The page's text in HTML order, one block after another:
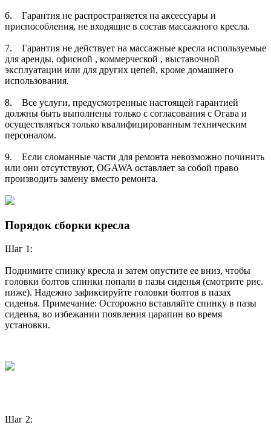
6. Гарантия не распространяется на аксессуары и
приспособления, не входящие в состав массажного кресла.
7. Гарантия не действует на массажные кресла используемые
для аренды, офисной , коммерческой , выставочной
эксплуатации или для других цепей, кроме домашнего
использования.
8. Все услуги, предусмотренные настоящей гарантией
должны быть выполнены только с согласования с Огава и
осуществляться только квалифицированным техническим
персоналом.
9. Если сломанные части для ремонта невозможно починить
или они отсутствуют, OGAWA оставляет за собой право
производить замену вместо ремонта.
Порядок сборки кресла
Шаг 1:
Поднимите спинку кресла и затем опустите ее вниз, чтобы
головки болтов спинки попали в пазы сиденья (смотрите рис.
ниже). Надежно зафиксируйте головки болтов в пазах
сиденья. Примечание: Осторожно вставляйте спинку в пазы
сиденья, во избежании появления царапин во время
установки.
Шаг 2: